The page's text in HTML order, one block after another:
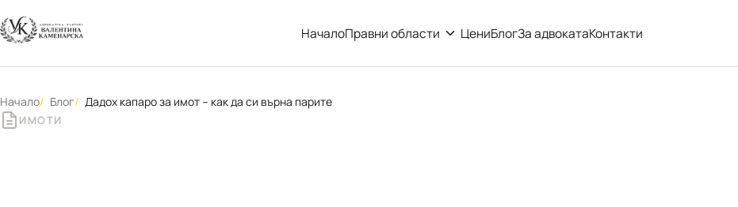
НачалоПравни области ЦениБлогЗа адвокатаКонтакти
Начало Блог Дадох капаро за имот – как да си върна парите
ИМОТИ